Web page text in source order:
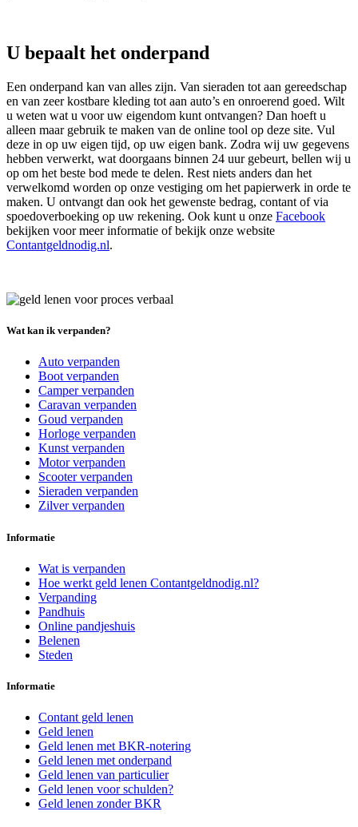
U bepaalt het onderpand
Een onderpand kan van alles zijn. Van sieraden tot aan gereedschap
en van zeer kostbare kleding tot aan auto’s en onroerend goed. Wilt
u weten wat u voor uw eigendom kunt ontvangen? Dan hoeft u
alleen maar gebruik te maken van de online tool op deze site. Vul
deze in op uw eigen tijd, op uw eigen bank. Zodra wij uw gegevens
hebben verwerkt, wat doorgaans binnen 24 uur gebeurt, bellen wij u
op om het beste bod mede te delen. Rest niets anders dan het
verwelkomd worden op onze vestiging om het papierwerk in orde te
maken. U ontvangt dan ook het gewenste bedrag, contant of via
spoedoverboeking op uw rekening. Ook kunt u onze Facebook
bekijken voor meer informatie of bekijk onze website
Contantgeldnodig.nl.
Wat kan ik verpanden?
Auto verpanden
Boot verpanden
Camper verpanden
Caravan verpanden
Goud verpanden
Horloge verpanden
Kunst verpanden
Motor verpanden
Scooter verpanden
Sieraden verpanden
Zilver verpanden
Informatie
Wat is verpanden
Hoe werkt geld lenen Contantgeldnodig.nl?
Verpanding
Pandhuis
Online pandjeshuis
Belenen
Steden
Informatie
Contant geld lenen
Geld lenen
Geld lenen met BKR-notering
Geld lenen met onderpand
Geld lenen van particulier
Geld lenen voor schulden?
Geld lenen zonder BKR